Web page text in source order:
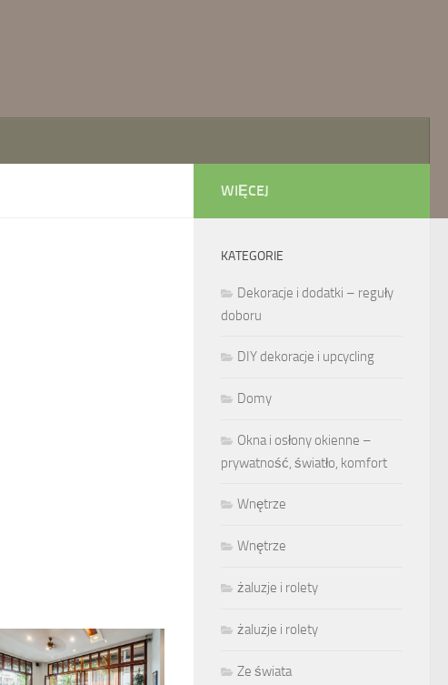
WIĘCEJ
KATEGORIE
Dekoracje i dodatki – reguły
doboru
DIY dekoracje i upcycling
Domy
Okna i osłony okienne –
prywatność, światło, komfort
Wnętrze
Wnętrze
żaluzje i rolety
żaluzje i rolety
Ze świata